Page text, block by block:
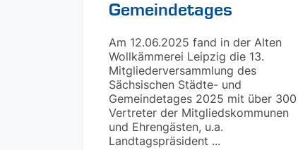
Gemeindetages
Am 12.06.2025 fand in der Alten
Wollkämmerei Leipzig die 13.
Mitgliederversammlung des
Sächsischen Städte- und
Gemeindetages 2025 mit über 300
Vertreter der Mitgliedskommunen
und Ehrengästen, u.a.
Landtagspräsident ...